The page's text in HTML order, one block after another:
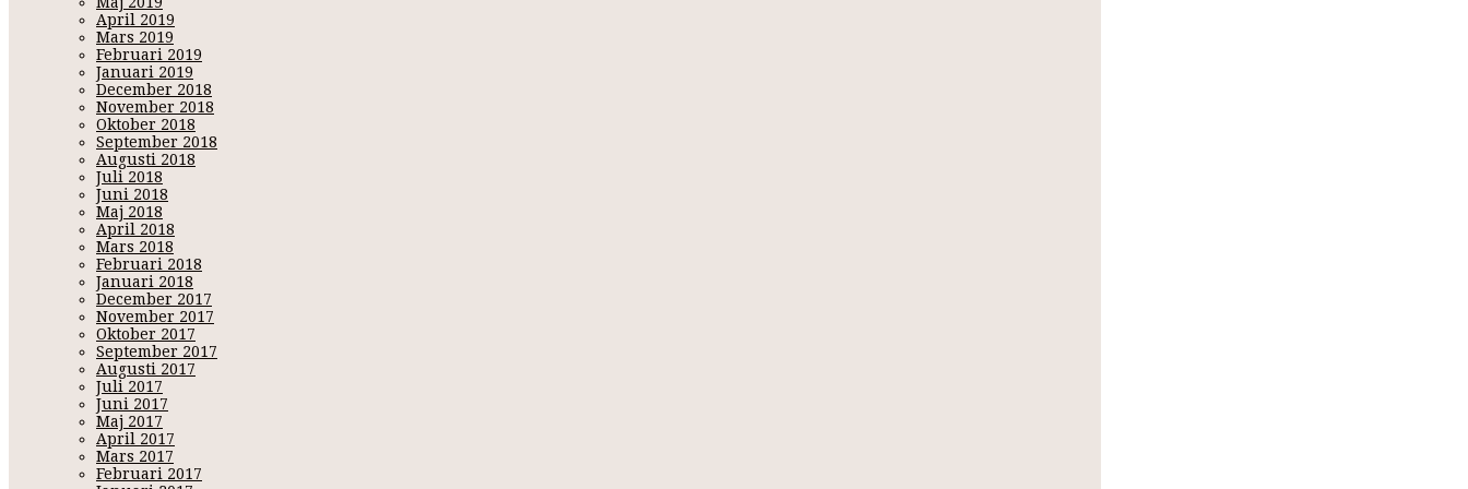
April 2019
Mars 2019
Februari 2019
Januari 2019
December 2018
November 2018
Oktober 2018
September 2018
Augusti 2018
Juli 2018
Juni 2018
Maj 2018
April 2018
Mars 2018
Februari 2018
Januari 2018
December 2017
November 2017
Oktober 2017
September 2017
Augusti 2017
Juli 2017
Juni 2017
Maj 2017
April 2017
Mars 2017
Februari 2017